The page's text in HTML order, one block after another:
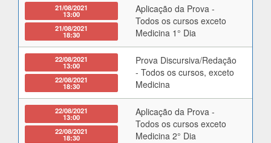
21/08/2021
13:00
21/08/2021
18:30
Aplicação da Prova -
Todos os cursos exceto
Medicina 1° Dia
22/08/2021
13:00
22/08/2021
18:30
Prova Discursiva/Redação
- Todos os cursos, exceto
Medicina
22/08/2021
13:00
22/08/2021
18:30
Aplicação da Prova -
Todos os cursos exceto
Medicina 2° Dia